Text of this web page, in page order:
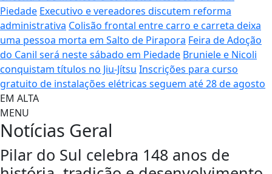
Piedade Executivo e vereadores discutem reforma
administrativa Colisão frontal entre carro e carreta deixa
uma pessoa morta em Salto de Pirapora Feira de Adoção
do Canil será neste sábado em Piedade Bruniele e Nicoli
conquistam títulos no Jiu-Jítsu Inscrições para curso
gratuito de instalações elétricas seguem até 28 de agosto
EM ALTA
MENU
Notícias Geral
Pilar do Sul celebra 148 anos de